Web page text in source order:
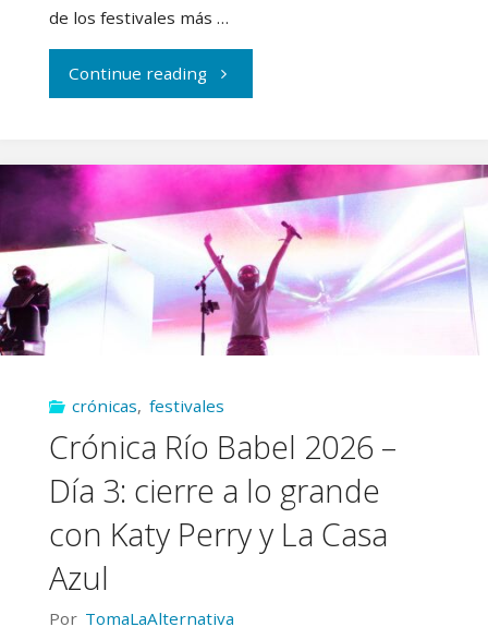
de los festivales más …
Continue reading"Crónica
Cool
2026:
pop,
rock
leyendas
para
inolvidables"
crónicas, festivales
Crónica Río Babel 2026 –
Día 3: cierre a lo grande
con Katy Perry y La Casa
Azul
Por TomaLaAlternativa